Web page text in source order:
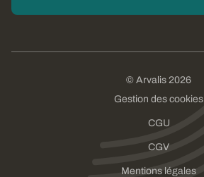
© Arvalis 2026
Gestion des cookies
CGU
CGV
Mentions légales